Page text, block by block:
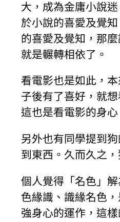
大，成為金庸小說
於小說的喜愛及覺
的喜愛及覺知，那
就是輾轉相依了。
看電影也是如此，
子後有了喜好，就
這也是看電影的身
另外也有同學提到
到東西。久而久之
個人覺得「名色」
色緣識、識緣名色
強身心的運作，這